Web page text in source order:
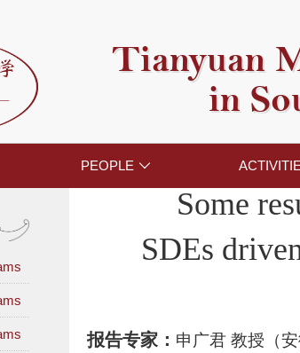
Tianyuan
in
PEOPLE 
Some
SDEs
报告专家： 申广君 教授（安